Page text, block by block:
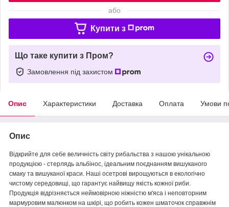
або
Купити з
Що таке купити з Пром?
Замовлення під захистом
Опис Характеристики Доставка Оплата Умови
Опис
Відкрийте для себе величність світу рибальства з нашою унікальною
продукцією - стерлядь альбінос, ідеальним поєднанням вишуканого
смаку та вишуканої краси. Наші осетрові вирощуються в екологічно
чистому середовищі, що гарантує найвищу якість кожної риби.
Продукція відрізняється неймовірною ніжністю м'яса і неповторним
мармуровим малюнком на шкірі, що робить кожен шматочок справжнім